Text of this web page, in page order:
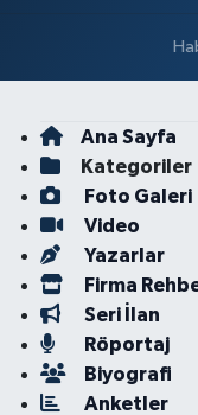
Ana Sayfa
Kategoriler
Foto Galeri
Video
Yazarlar
Firma
Seri İlan
Röportaj
Biyografi
Anketler